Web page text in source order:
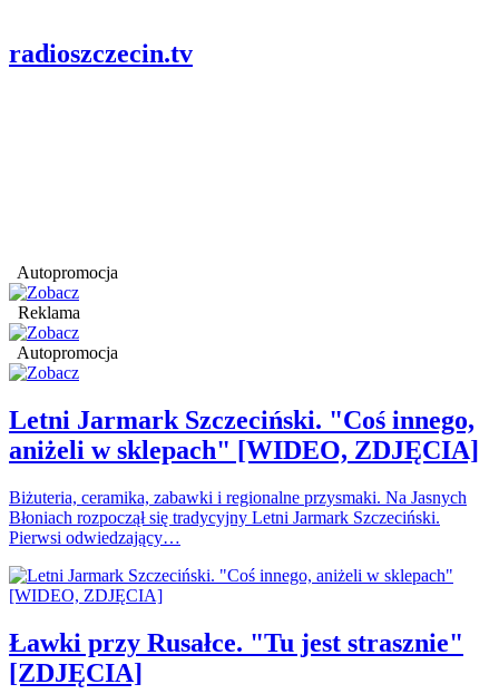
radioszczecin.tv
Autopromocja
Reklama
Autopromocja
Letni Jarmark Szczeciński. "Coś innego,
aniżeli w sklepach" [WIDEO, ZDJĘCIA]
Biżuteria, ceramika, zabawki i regionalne przysmaki. Na Jasnych
Błoniach rozpoczął się tradycyjny Letni Jarmark Szczeciński.
Pierwsi odwiedzający…
Ławki przy Rusałce. "Tu jest strasznie"
[ZDJĘCIA]